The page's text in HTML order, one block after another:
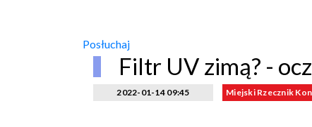
Posłuchaj
Filtr UV zimą? -
2022-01-14 09:45 Miejski Rzecznik